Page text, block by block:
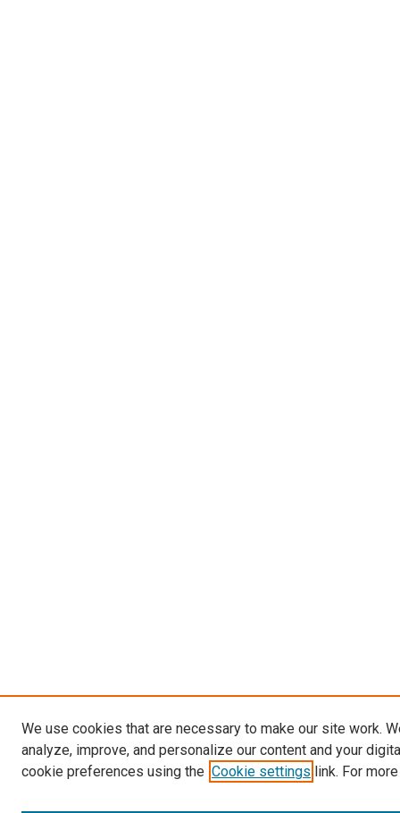
We use cookies that are necessary to make our site work.
analyze, improve, and personalize our content and your
cookie preferences using the Cookie settings link. For